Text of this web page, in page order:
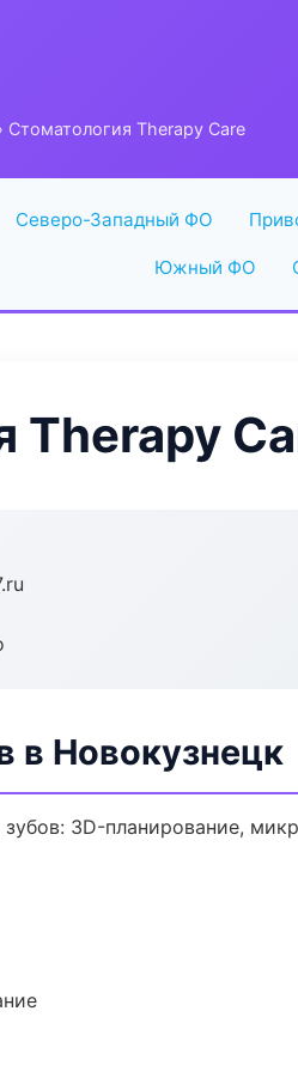
Стоматология Therapy Care
Северо-Западный ФО
Южный ФО
Therapy
в Новокузнецк
3D-планирование,